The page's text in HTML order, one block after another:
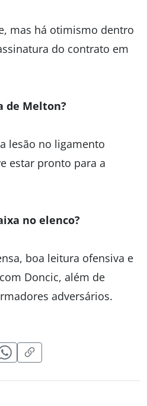
mas há otimismo dentro
do contrato em
de Melton?
lesão no ligamento
estar pronto para a
no elenco?
boa leitura ofensiva e
Doncic, além de
adversários.